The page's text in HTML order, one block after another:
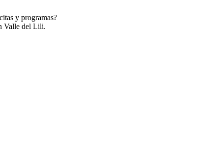
y programas?
Valle del Lili.